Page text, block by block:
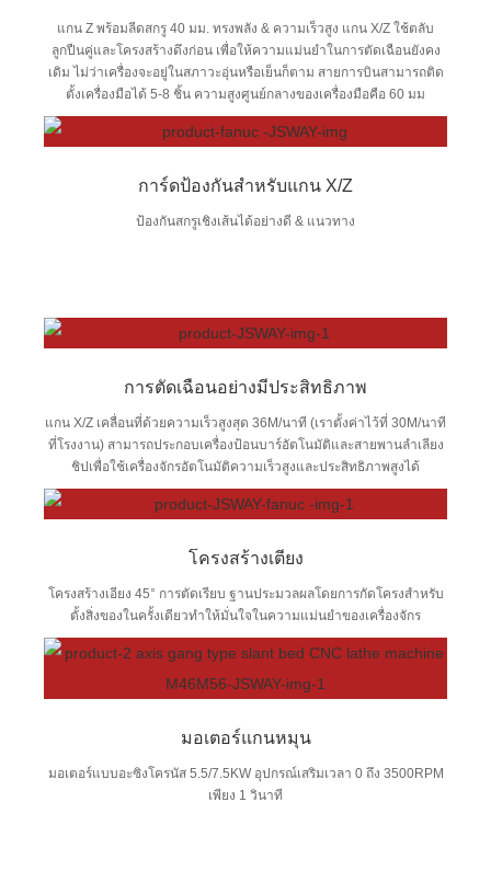
แกน Z พร้อมลีดสกรู 40 มม. ทรงพลัง & ความเร็วสูง แกน X/Z ใช้ตลับ
ลูกปืนคู่และโครงสร้างดึงก่อน เพื่อให้ความแม่นยำในการตัดเฉือนยังคง
เดิม ไม่ว่าเครื่องจะอยู่ในสภาวะอุ่นหรือเย็นก็ตาม สายการบินสามารถติด
ตั้งเครื่องมือได้ 5-8 ชิ้น ความสูงศูนย์กลางของเครื่องมือคือ 60 มม
การ์ดป้องกันสำหรับแกน X/Z
ป้องกันสกรูเชิงเส้นได้อย่างดี & แนวทาง
การตัดเฉือนอย่างมีประสิทธิภาพ
แกน X/Z เคลื่อนที่ด้วยความเร็วสูงสุด 36M/นาที (เราตั้งค่าไว้ที่ 30M/นาที
ที่โรงงาน) สามารถประกอบเครื่องป้อนบาร์อัตโนมัติและสายพานลำเลียง
ชิปเพื่อใช้เครื่องจักรอัตโนมัติความเร็วสูงและประสิทธิภาพสูงได้
โครงสร้างเตียง
โครงสร้างเอียง 45° การตัดเรียบ ฐานประมวลผลโดยการกัดโครงสำหรับ
ตั้งสิ่งของในครั้งเดียวทำให้มั่นใจในความแม่นยำของเครื่องจักร
มอเตอร์แกนหมุน
มอเตอร์แบบอะซิงโครนัส 5.5/7.5KW อุปกรณ์เสริมเวลา 0 ถึง 3500RPM
เพียง 1 วินาที